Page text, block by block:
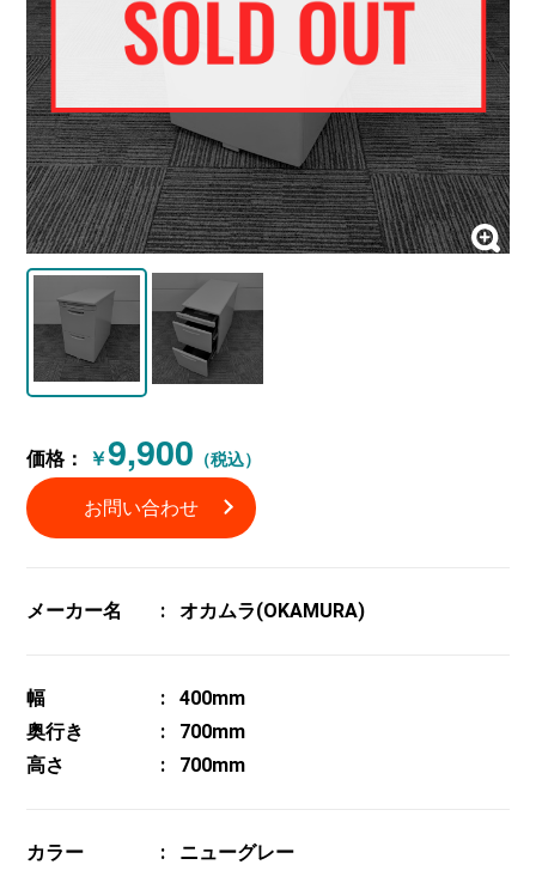
価格： ￥9,900 （税込）
お問い合わせ
メーカー名 オカムラ(OKAMURA)
幅
400mm
奥行き
700mm
高さ
700mm
カラー ニューグレー